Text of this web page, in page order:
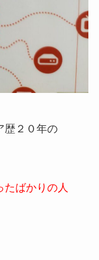
歴２０年の
たばかりの人